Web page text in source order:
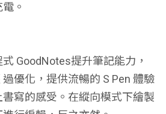
。
GoodNotes提升筆記能力，
優化，提供流暢的 S Pen 體驗
寫的感受。在縱向模式下繪製